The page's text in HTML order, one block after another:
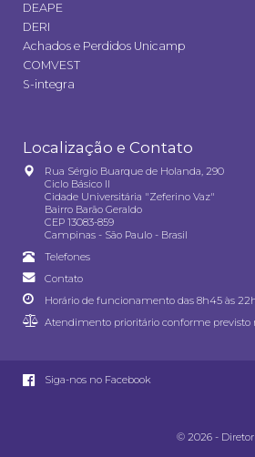
DEAPE
DERI
Achados e Perdidos Unicamp
COMVEST
S-integra
Localização e Contato
Rua Sérgio Buarque de Holanda, 290
Ciclo Básico II
Cidade Universitária "Zeferino Vaz"
Bairro Barão Geraldo
CEP 13083-859
Campinas - São Paulo - Brasil
Telefones
Contato
Horário de funcionamento das 8h45 às
Atendimento prioritário conforme previsto
Siga-nos no Facebook
© 2026 -